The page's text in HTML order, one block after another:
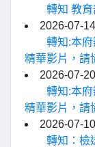
轉知 教育
2026-07-14
轉知:本
精華影片，請
2026-07-20
轉知:本
精華影片，請
2026-07-10
轉知：檢